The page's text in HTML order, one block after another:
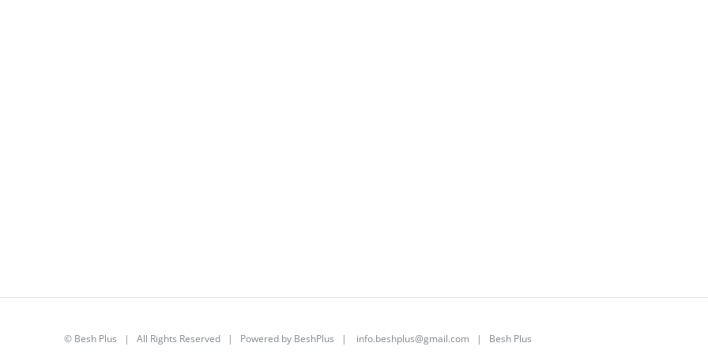
© Besh Plus | All Rights Reserved | Powered by BeshPlus | info.beshplus@gmail.com | Besh Plus